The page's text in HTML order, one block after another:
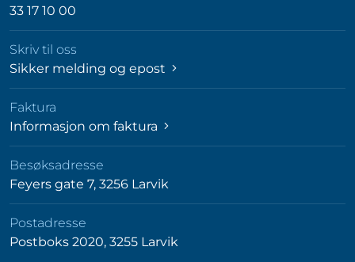
33 17 10 00
Skriv til oss
Sikker melding og epost
Faktura
Informasjon om faktura
Besøksadresse
Feyers gate 7, 3256 Larvik
Postadresse
Postboks 2020, 3255 Larvik